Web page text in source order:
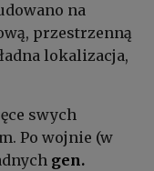
na
przestrzenną
lokalizacja,
swych
Po wojnie (w
gen.